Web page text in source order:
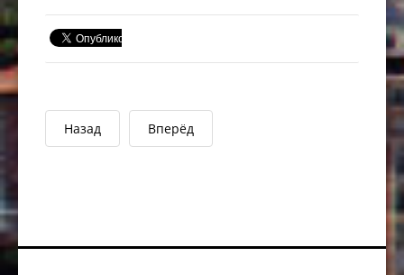
Назад Вперёд